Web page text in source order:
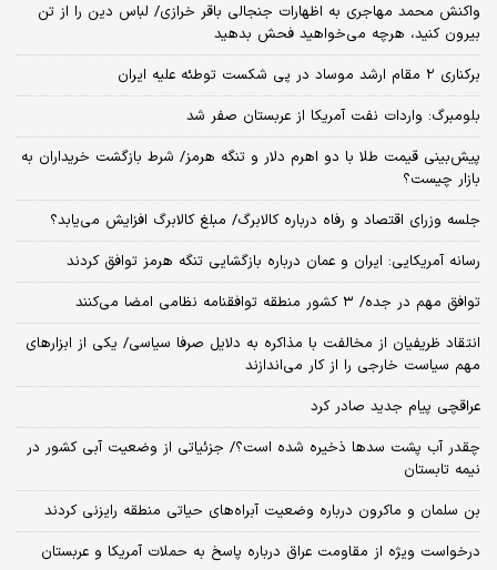
واکنش محمد مهاجری به اظهارات جنجالی باقر خرازی/ لباس دین را از تن
بیرون کنید، هرچه می‌خواهید فحش بدهید
برکناری ۲ مقام‌ ارشد موساد در پی شکست توطئه علیه ایران
بلومبرگ: واردات نفت آمریکا از عربستان صفر شد
پیش‌بینی قیمت طلا با دو اهرم دلار و تنگه هرمز/ شرط بازگشت خریداران به
بازار چیست؟
جلسه وزرای اقتصاد و رفاه درباره کالابرگ/ مبلغ کالابرگ افزایش می‌یابد؟
رسانه آمریکایی: ایران و عمان درباره بازگشایی تنگه هرمز توافق کردند
توافق مهم در جده/ ۳ کشور منطقه توافقنامه نظامی امضا می‌کنند
انتقاد ظریفیان از مخالفت با مذاکره به دلایل صرفا سیاسی/ یکی از ابزارهای
مهم سیاست خارجی را از کار می‌اندازند
عراقچی پیام جدید صادر کرد
چقدر آب پشت سدها ذخیره شده است؟/ جزئیاتی از وضعیت آبی کشور در
نیمه تابستان
بن سلمان و ماکرون درباره وضعیت آبراه‌های حیاتی منطقه رایزنی کردند
درخواست ویژه از مقاومت عراق درباره پاسخ به حملات آمریکا و عربستان